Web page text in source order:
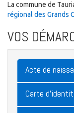
La commune de
régional des Grands
VOS
Acte de
Carte